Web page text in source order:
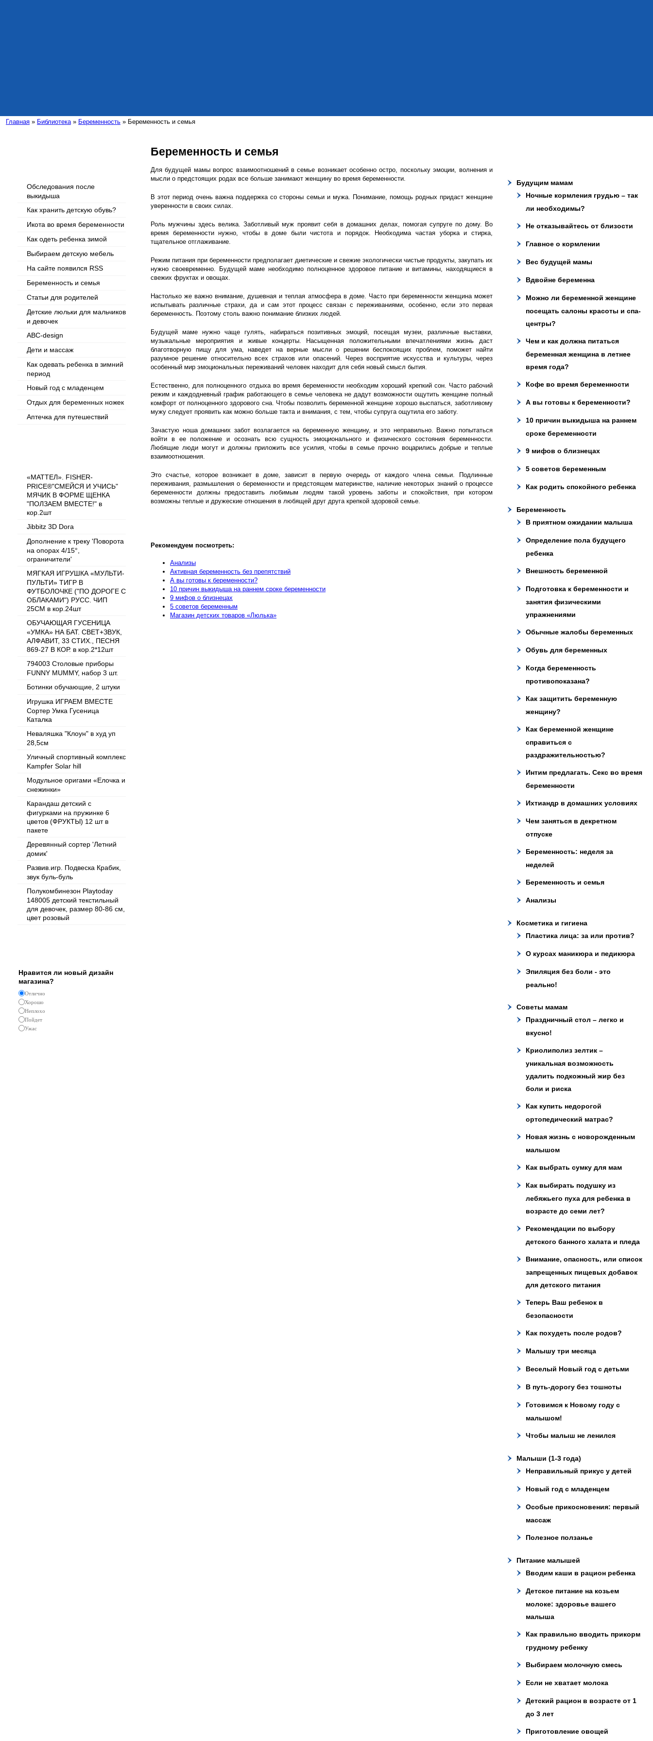
Главная » Библиотека» Беременность » Беременность и семья
Будущим мамам
Ночные кормления грудью – так
ли необходимы?
Не отказывайтесь от близости
Главное о кормлении
Вес будущей мамы
Вдвойне беременна
Можно ли беременной женщине
посещать салоны красоты и спа-
центры?
Чем и как должна питаться
беременная женщина в летнее
время года?
Кофе во время беременности
А вы готовы к беременности?
10 причин выкидыша на раннем
сроке беременности
9 мифов о близнецах
5 советов беременным
Как родить спокойного ребенка
Беременность
В приятном ожидании малыша
Определение пола будущего
ребенка
Внешность беременной
Подготовка к беременности и
занятия физическими
упражнениями
Обычные жалобы беременных
Обувь для беременных
Когда беременность
противопоказана?
Как защитить беременную
женщину?
Как беременной женщине
справиться с
раздражительностью?
Интим предлагать. Секс во время
беременности
Ихтиандр в домашних условиях
Чем заняться в декретном
отпуске
Беременность: неделя за
неделей
Беременность и семья
Анализы
Косметика и гигиена
Пластика лица: за или против?
О курсах маникюра и педикюра
Эпиляция без боли - это
реально!
Советы мамам
Праздничный стол – легко и
вкусно!
Криолиполиз зелтик –
уникальная возможность
удалить подкожный жир без
боли и риска
Как купить недорогой
ортопедический матрас?
Новая жизнь с новорожденным
малышом
Как выбрать сумку для мам
Как выбирать подушку из
лебяжьего пуха для ребенка в
возрасте до семи лет?
Рекомендации по выбору
детского банного халата и пледа
Внимание, опасность, или список
запрещенных пищевых добавок
для детского питания
Теперь Ваш ребенок в
безопасности
Как похудеть после родов?
Малышу три месяца
Веселый Новый год с детьми
В путь-дорогу без тошноты
Готовимся к Новому году с
малышом!
Чтобы малыш не ленился
Малыши (1-3 года)
Неправильный прикус у детей
Новый год с младенцем
Особые прикосновения: первый
массаж
Полезное ползанье
Питание малышей
Вводим каши в рацион ребенка
Детское питание на козьем
молоке: здоровье вашего
малыша
Как правильно вводить прикорм
грудному ребенку
Выбираем молочную смесь
Если не хватает молока
Детский рацион в возрасте от 1
до 3 лет
Приготовление овощей
Обследования после
выкидыша
Как хранить детскую обувь?
Икота во время беременности
Как одеть ребенка зимой
Выбираем детскую мебель
На сайте появился RSS
Беременность и семья
Статьи для родителей
Детские люльки для мальчиков
и девочек
ABC-design
Дети и массаж
Как одевать ребенка в зимний
период
Новый год с младенцем
Отдых для беременных ножек
Аптечка для путешествий
«МАТТЕЛ». FISHER-
PRICE®"СМЕЙСЯ И УЧИСЬ"
МЯЧИК В ФОРМЕ ЩЕНКА
"ПОЛЗАЕМ ВМЕСТЕ!" в
кор.2шт
Jibbitz 3D Dora
Дополнение к треку 'Поворота
на опорах 4/15°,
ограничители'
МЯГКАЯ ИГРУШКА «МУЛЬТИ-
ПУЛЬТИ» ТИГР В
ФУТБОЛОЧКЕ ("ПО ДОРОГЕ С
ОБЛАКАМИ") РУСС. ЧИП
25СМ в кор.24шт
ОБУЧАЮЩАЯ ГУСЕНИЦА
«УМКА» НА БАТ. СВЕТ+ЗВУК,
АЛФАВИТ, 33 СТИХ., ПЕСНЯ
869-27 В КОР. в кор.2*12шт
794003 Столовые приборы
FUNNY MUMMY, набор 3 шт.
Ботинки обучающие, 2 штуки
Игрушка ИГРАЕМ ВМЕСТЕ
Сортер Умка Гусеница
Каталка
Неваляшка "Клоун" в худ уп
28,5см
Уличный спортивный комплекс
Kampfer Solar hill
Модульное оригами «Елочка и
снежинки»
Карандаш детский с
фигурками на пружинке 6
цветов (ФРУКТЫ) 12 шт в
пакете
Деревянный сортер 'Летний
домик'
Развив.игр. Подвеска Крабик,
звук буль-буль
Полукомбинезон Playtoday
148005 детский текстильный
для девочек, размер 80-86 см,
цвет розовый
Нравится ли новый дизайн
магазина?
Отлично
Хорошо
Неплохо
Пойдет
Ужас
Беременность и семья
Для будущей мамы вопрос взаимоотношений в семье возникает особенно остро, поскольку эмоции, волнения и
мысли о предстоящих родах все больше занимают женщину во время беременности.
В этот период очень важна поддержка со стороны семьи и мужа. Понимание, помощь родных придаст женщине
уверенности в своих силах.
Роль мужчины здесь велика. Заботливый муж проявит себя в домашних делах, помогая супруге по дому. Во
время беременности нужно, чтобы в доме были чистота и порядок. Необходима частая уборка и стирка,
тщательное отглаживание.
Режим питания при беременности предполагает диетические и свежие экологически чистые продукты, закупать их
нужно своевременно. Будущей маме необходимо полноценное здоровое питание и витамины, находящиеся в
свежих фруктах и овощах.
Настолько же важно внимание, душевная и теплая атмосфера в доме. Часто при беременности женщина может
испытывать различные страхи, да и сам этот процесс связан с переживаниями, особенно, если это первая
беременность. Поэтому столь важно понимание близких людей.
Будущей маме нужно чаще гулять, набираться позитивных эмоций, посещая музеи, различные выставки,
музыкальные мероприятия и живые концерты. Насыщенная положительными впечатлениями жизнь даст
благотворную пищу для ума, наведет на верные мысли о решении беспокоящих проблем, поможет найти
разумное решение относительно всех страхов или опасений. Через восприятие искусства и культуры, через
особенный мир эмоциональных переживаний человек находит для себя новый смысл бытия.
Естественно, для полноценного отдыха во время беременности необходим хороший крепкий сон. Часто рабочий
режим и каждодневный график работающего в семье человека не дадут возможности ощутить женщине полный
комфорт от полноценного здорового сна. Чтобы позволить беременной женщине хорошо выспаться, заботливому
мужу следует проявить как можно больше такта и внимания, с тем, чтобы супруга ощутила его заботу.
Зачастую ноша домашних забот возлагается на беременную женщину, и это неправильно. Важно попытаться
войти в ее положение и осознать всю сущность эмоционального и физического состояния беременности.
Любящие люди могут и должны приложить все усилия, чтобы в семье прочно воцарились добрые и теплые
взаимоотношения.
Это счастье, которое возникает в доме, зависит в первую очередь от каждого члена семьи. Подлинные
переживания, размышления о беременности и предстоящем материнстве, наличие некоторых знаний о процессе
беременности должны предоставить любимым людям такой уровень заботы и спокойствия, при котором
возможны теплые и дружеские отношения в любящей друг друга крепкой здоровой семье.
Рекомендуем посмотреть:
Анализы
Активная беременность без препятствий
А вы готовы к беременности?
10 причин выкидыша на раннем сроке беременности
9 мифов о близнецах
5 советов беременным
Магазин детских товаров «Люлька»